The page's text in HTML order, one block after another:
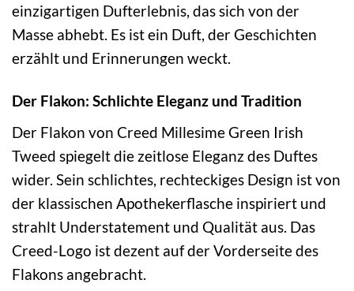
einzigartigen Dufterlebnis, das sich von der
Masse abhebt. Es ist ein Duft, der Geschichten
erzählt und Erinnerungen weckt.
Der Flakon: Schlichte Eleganz und Tradition
Der Flakon von Creed Millesime Green Irish
Tweed spiegelt die zeitlose Eleganz des Duftes
wider. Sein schlichtes, rechteckiges Design ist von
der klassischen Apothekerflasche inspiriert und
strahlt Understatement und Qualität aus. Das
Creed-Logo ist dezent auf der Vorderseite des
Flakons angebracht.